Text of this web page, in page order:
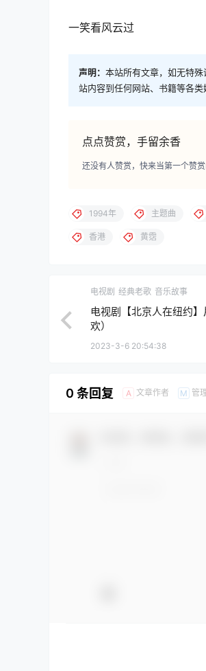
一笑看风云过
声明： 本站所有文章，如无特
站内容到任何网站、书籍等各
点点赞赏，手留余香
还没有人赞赏，快来当第一个赞赏
1994年 主题曲
香港 黄霑
电视剧 经典老歌 音乐故事
电视剧【北京人在纽约
欢）
2023-3-6 20:54:38
0 条回复 A 文章作者 M 管